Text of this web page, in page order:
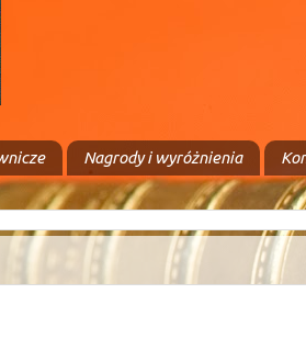
Nagrody i wyróżnienia